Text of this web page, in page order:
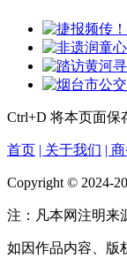
Ctrl+D 将本页面保
首页 | 关于我们 |
Copyright © 2024-
注：凡本网注明来
如因作品内容、版